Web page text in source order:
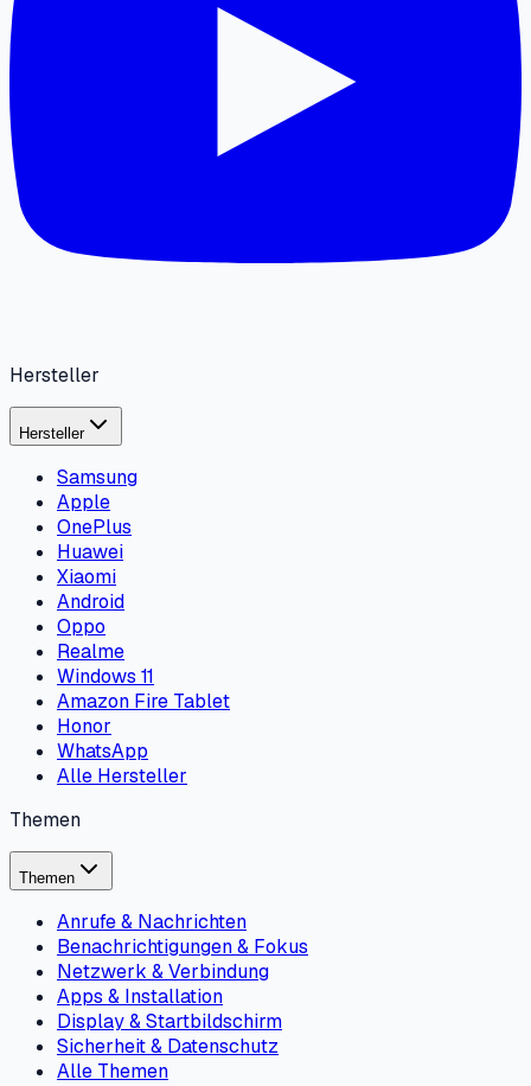
Hersteller
Hersteller
Samsung
Apple
OnePlus
Huawei
Xiaomi
Android
Oppo
Realme
Windows 11
Amazon Fire Tablet
Honor
WhatsApp
Alle Hersteller
Themen
Themen
Anrufe & Nachrichten
Benachrichtigungen & Fokus
Netzwerk & Verbindung
Apps & Installation
Display & Startbildschirm
Sicherheit & Datenschutz
Alle Themen